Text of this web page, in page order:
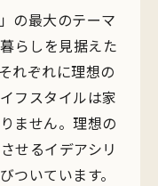
の最大のテーマ
らしを見据えた
れぞれに理想の
フスタイルは家
ません。理想の
せるイデアシリ
ついています。